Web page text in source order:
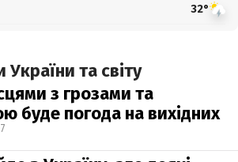
32°
та світу
з грозами та
буде погода на вихідних